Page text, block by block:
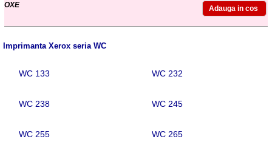
OXE
Imprimanta Xerox seria WC
WC 133 WC 232
WC 238 WC 245
WC 255 WC 265